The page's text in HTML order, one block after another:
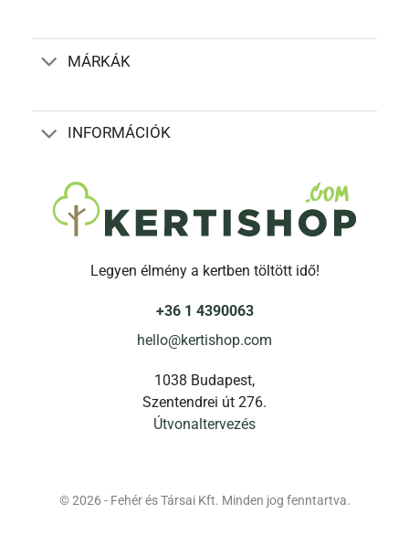
MÁRKÁK
INFORMÁCIÓK
Legyen élmény a kertben töltött idő!
+36 1 4390063
hello@kertishop.com
1038 Budapest,
Szentendrei út 276.
Útvonaltervezés
© 2026 - Fehér és Társai Kft. Minden jog fenntartva.